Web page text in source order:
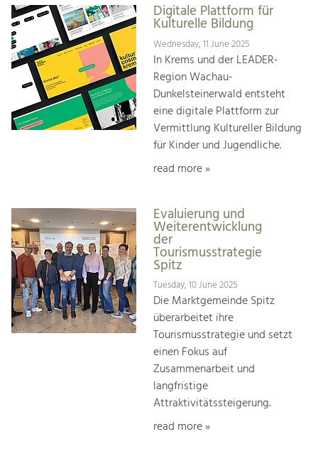
Digitale Plattform für
Kulturelle Bildung
Wednesday, 11 June 2025
In Krems und der LEADER-
Region Wachau-
Dunkelsteinerwald entsteht
eine digitale Plattform zur
Vermittlung Kultureller Bildung
für Kinder und Jugendliche.
read more »
Evaluierung und
Weiterentwicklung
der
Tourismusstrategie
Spitz
Tuesday, 10 June 2025
Die Marktgemeinde Spitz
überarbeitet ihre
Tourismusstrategie und setzt
einen Fokus auf
Zusammenarbeit und
langfristige
Attraktivitätssteigerung.
read more »